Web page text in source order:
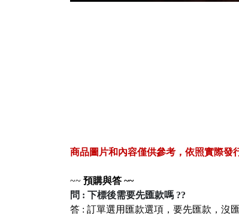
商品圖片和內容僅供參考，依照實際發
~~ 預購與答 ~~
問 : 下標後需要先匯款嗎 ??
答 : 訂單選用匯款選項 ， 要先匯款，沒